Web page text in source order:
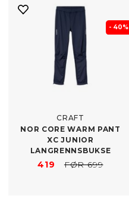
- 40%
CRAFT
NOR CORE WARM PANT
XC JUNIOR
LANGRENNSBUKSE
419 FØR 699